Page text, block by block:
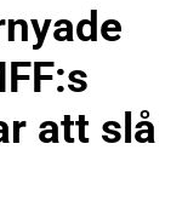
att slå